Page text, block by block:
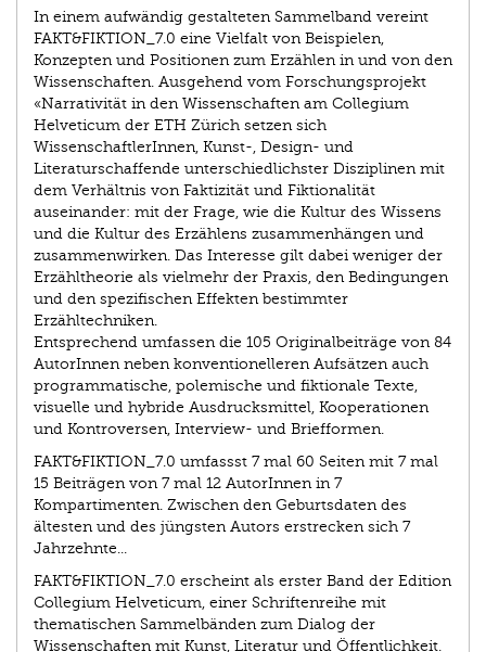
In einem aufwändig gestalteten Sammelband vereint
FAKT&FIKTION_7.0 eine Vielfalt von Beispielen,
Konzepten und Positionen zum Erzählen in und von den
Wissenschaften. Ausgehend vom Forschungsprojekt
«Narrativität in den Wissenschaften am Collegium
Helveticum der ETH Zürich setzen sich
WissenschaftlerInnen, Kunst-, Design- und
Literaturschaffende unterschiedlichster Disziplinen mit
dem Verhältnis von Faktizität und Fiktionalität
auseinander: mit der Frage, wie die Kultur des Wissens
und die Kultur des Erzählens zusammenhängen und
zusammenwirken. Das Interesse gilt dabei weniger der
Erzähltheorie als vielmehr der Praxis, den Bedingungen
und den spezifischen Effekten bestimmter
Erzähltechniken.
Entsprechend umfassen die 105 Originalbeiträge von 84
AutorInnen neben konventionelleren Aufsätzen auch
programmatische, polemische und fiktionale Texte,
visuelle und hybride Ausdrucksmittel, Kooperationen
und Kontroversen, Interview- und Briefformen.
FAKT&FIKTION_7.0 umfassst 7 mal 60 Seiten mit 7 mal
15 Beiträgen von 7 mal 12 AutorInnen in 7
Kompartimenten. Zwischen den Geburtsdaten des
ältesten und des jüngsten Autors erstrecken sich 7
Jahrzehnte...
FAKT&FIKTION_7.0 erscheint als erster Band der Edition
Collegium Helveticum, einer Schriftenreihe mit
thematischen Sammelbänden zum Dialog der
Wissenschaften mit Kunst, Literatur und Öffentlichkeit.